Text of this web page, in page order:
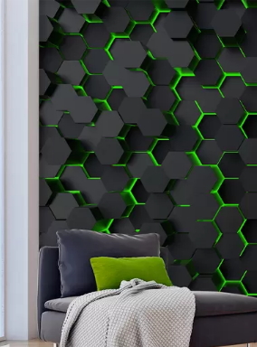
Standard
.33299 .00 /m²
Premium
.67379 .00Kr /m²
Premiumvinyl
725.00 435.00Kr
Peel and Stick
900.00540.00Kr/m²